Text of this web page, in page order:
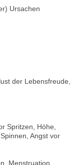
Ursachen
der Lebensfreude,
Spritzen, Höhe,
Angst vor
Menstruation,